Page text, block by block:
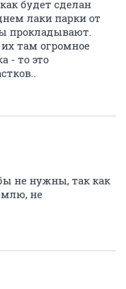
будет сделан
лаки парки от
прокладывают.
там огромное
- то это
не нужны, так как
не